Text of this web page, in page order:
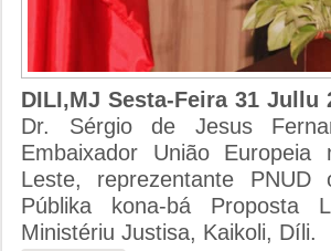
DILI,MJ Sesta-Feira 31 Jullu
Dr. Sérgio de Jesus
Embaixador União
Leste, reprezentante PNUD
Públika kona-bá Proposta
Ministériu Justisa, Kaikoli, Díli.